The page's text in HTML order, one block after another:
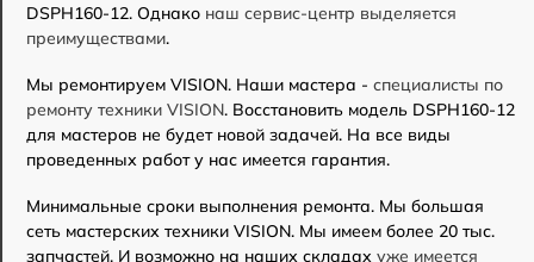
DSPH160-12. Однако наш сервис-центр выделяется
преимуществами.
Мы ремонтируем VISION. Наши мастера - специалисты по
ремонту техники VISION. Восстановить модель DSPH160-12
для мастеров не будет новой задачей. На все виды
проведенных работ у нас имеется гарантия.
Минимальные сроки выполнения ремонта. Мы большая
сеть мастерских техники VISION. Мы имеем более 20 тыс.
запчастей. И возможно на наших складах уже имеется